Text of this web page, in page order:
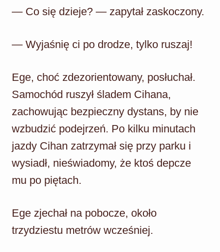
— Co się dzieje? — zapytał zaskoczony.
— Wyjaśnię ci po drodze, tylko ruszaj!
Ege, choć zdezorientowany, posłuchał.
Samochód ruszył śladem Cihana,
zachowując bezpieczny dystans, by nie
wzbudzić podejrzeń. Po kilku minutach
jazdy Cihan zatrzymał się przy parku i
wysiadł, nieświadomy, że ktoś depcze
mu po piętach.
Ege zjechał na pobocze, około
trzydziestu metrów wcześniej.